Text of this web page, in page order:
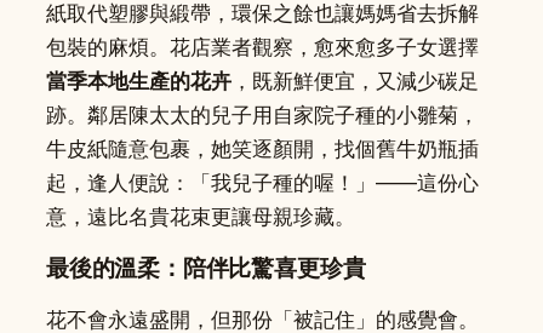
紙取代塑膠與緞帶，環保之餘也讓媽媽省去拆解
包裝的麻煩。花店業者觀察，愈來愈多子女選擇
當季本地生產的花卉 ，既新鮮便宜，又減少碳足
跡。鄰居陳太太的兒子用自家院子種的小雛菊，
牛皮紙隨意包裹，她笑逐顏開，找個舊牛奶瓶插
起，逢人便說：「我兒子種的喔！」——這份心
意，遠比名貴花束更讓母親珍藏。
最後的溫柔：陪伴比驚喜更珍貴
花不會永遠盛開，但那份「被記住」的感覺會。